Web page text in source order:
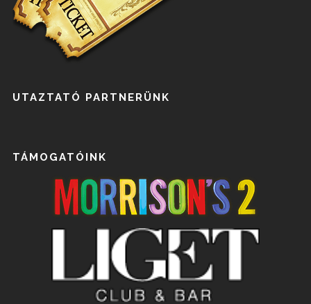
UTAZTATÓ PARTNERÜNK
TÁMOGATÓINK